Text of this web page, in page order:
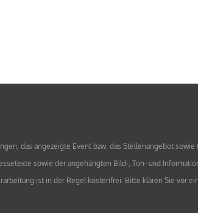
das angezeigte Event bzw. das Stellenangebot
sowie der angehängten Bild-, Ton- und
ist in der Regel kostenfrei. Bitte klären Sie vor